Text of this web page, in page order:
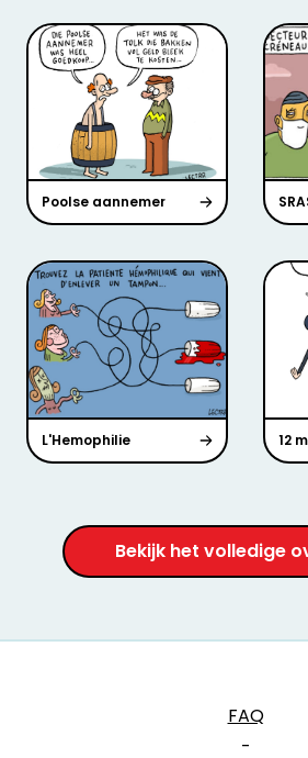
Poolse aannemer
L'Hemophilie 12
Bekijk het volledige
FAQ
-